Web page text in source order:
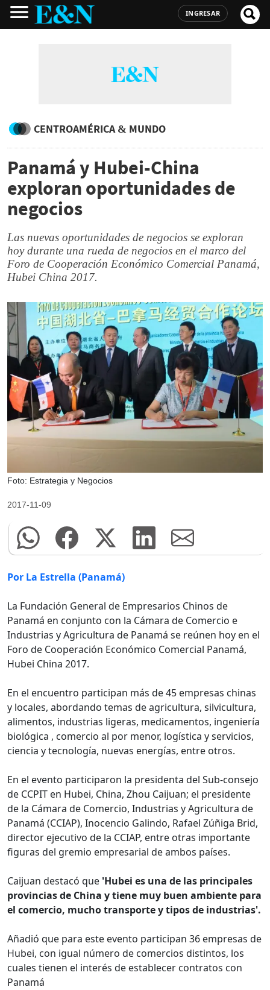
INGRESAR
CENTROAMÉRICA & MUNDO
Panamá y Hubei-China
exploran oportunidades de
negocios
Las nuevas oportunidades de negocios se exploran
hoy durante una rueda de negocios en el marco del
Foro de Cooperación Económico Comercial Panamá,
Hubei China 2017.
Foto: Estrategia y Negocios
2017-11-09
Por La Estrella (Panamá)
La Fundación General de Empresarios Chinos de
Panamá en conjunto con la Cámara de Comercio e
Industrias y Agricultura de Panamá se reúnen hoy en el
Foro de Cooperación Económico Comercial Panamá,
Hubei China 2017.
En el encuentro participan más de 45 empresas chinas
y locales, abordando temas de agricultura, silvicultura,
alimentos, industrias ligeras, medicamentos, ingeniería
biológica , comercio al por menor, logística y servicios,
ciencia y tecnología, nuevas energías, entre otros.
En el evento participaron la presidenta del Sub-consejo
de CCPIT en Hubei, China, Zhou Caijuan; el presidente
de la Cámara de Comercio, Industrias y Agricultura de
Panamá (CCIAP), Inocencio Galindo, Rafael Zúñiga Brid,
director ejecutivo de la CCIAP, entre otras importante
figuras del gremio empresarial de ambos países.
Caijuan destacó que 'Hubei es una de las principales
provincias de China y tiene muy buen ambiente para
el comercio, mucho transporte y tipos de industrias'.
Añadió que para este evento participan 36 empresas de
Hubei, con igual número de comercios distintos, los
cuales tienen el interés de establecer contratos con
Panamá